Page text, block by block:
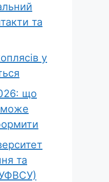
та
у
що
може
та